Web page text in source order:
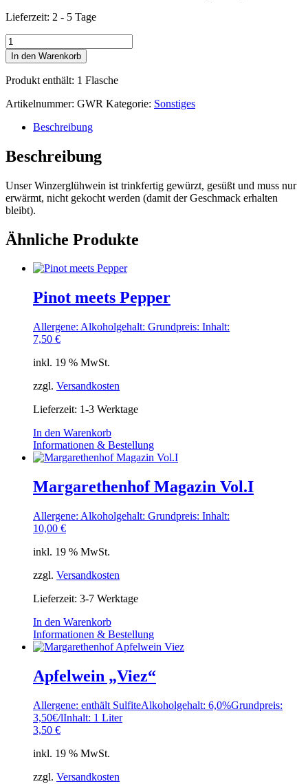
Lieferzeit: 2 - 5 Tage
Winzerglühwein
rot
Menge
In den Warenkorb
Produkt enthält: 1 Flasche
Artikelnummer: GWR Kategorie: Sonstiges
Beschreibung
Beschreibung
Unser Winzerglühwein ist trinkfertig gewürzt, gesüßt und muss nur
erwärmt, nicht gekocht werden (damit der Geschmack erhalten
bleibt).
Ähnliche Produkte
Pinot meets Pepper
Allergene: Alkoholgehalt: Grundpreis: Inhalt:
7,50 €
inkl. 19 % MwSt.
zzgl. Versandkosten
Lieferzeit: 1-3 Werktage
In den Warenkorb
Informationen & Bestellung
Margarethenhof Magazin Vol.I
Allergene: Alkoholgehalt: Grundpreis: Inhalt:
10,00 €
inkl. 19 % MwSt.
zzgl. Versandkosten
Lieferzeit: 3-7 Werktage
In den Warenkorb
Informationen & Bestellung
Apfelwein „Viez“
Allergene: enthält SulfiteAlkoholgehalt: 6,0%Grundpreis:
3,50€/lInhalt: 1 Liter
3,50 €
inkl. 19 % MwSt.
zzgl. Versandkosten